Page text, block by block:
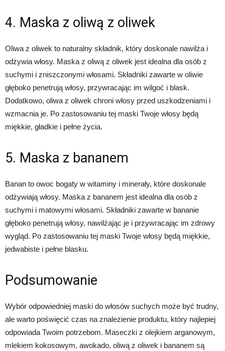
4. Maska z oliwą z oliwek
Oliwa z oliwek to naturalny składnik, który doskonale nawilża i
odżywia włosy. Maska z oliwą z oliwek jest idealna dla osób z
suchymi i zniszczonymi włosami. Składniki zawarte w oliwie
głęboko penetrują włosy, przywracając im wilgoć i blask.
Dodatkowo, oliwa z oliwek chroni włosy przed uszkodzeniami i
wzmacnia je. Po zastosowaniu tej maski Twoje włosy będą
miękkie, gładkie i pełne życia.
5. Maska z bananem
Banan to owoc bogaty w witaminy i minerały, które doskonale
odżywiają włosy. Maska z bananem jest idealna dla osób z
suchymi i matowymi włosami. Składniki zawarte w bananie
głęboko penetrują włosy, nawilżając je i przywracając im zdrowy
wygląd. Po zastosowaniu tej maski Twoje włosy będą miękkie,
jedwabiste i pełne blasku.
Podsumowanie
Wybór odpowiedniej maski do włosów suchych może być trudny,
ale warto poświęcić czas na znalezienie produktu, który najlepiej
odpowiada Twoim potrzebom. Maseczki z olejkiem arganowym,
mlekiem kokosowym, awokado, oliwą z oliwek i bananem są